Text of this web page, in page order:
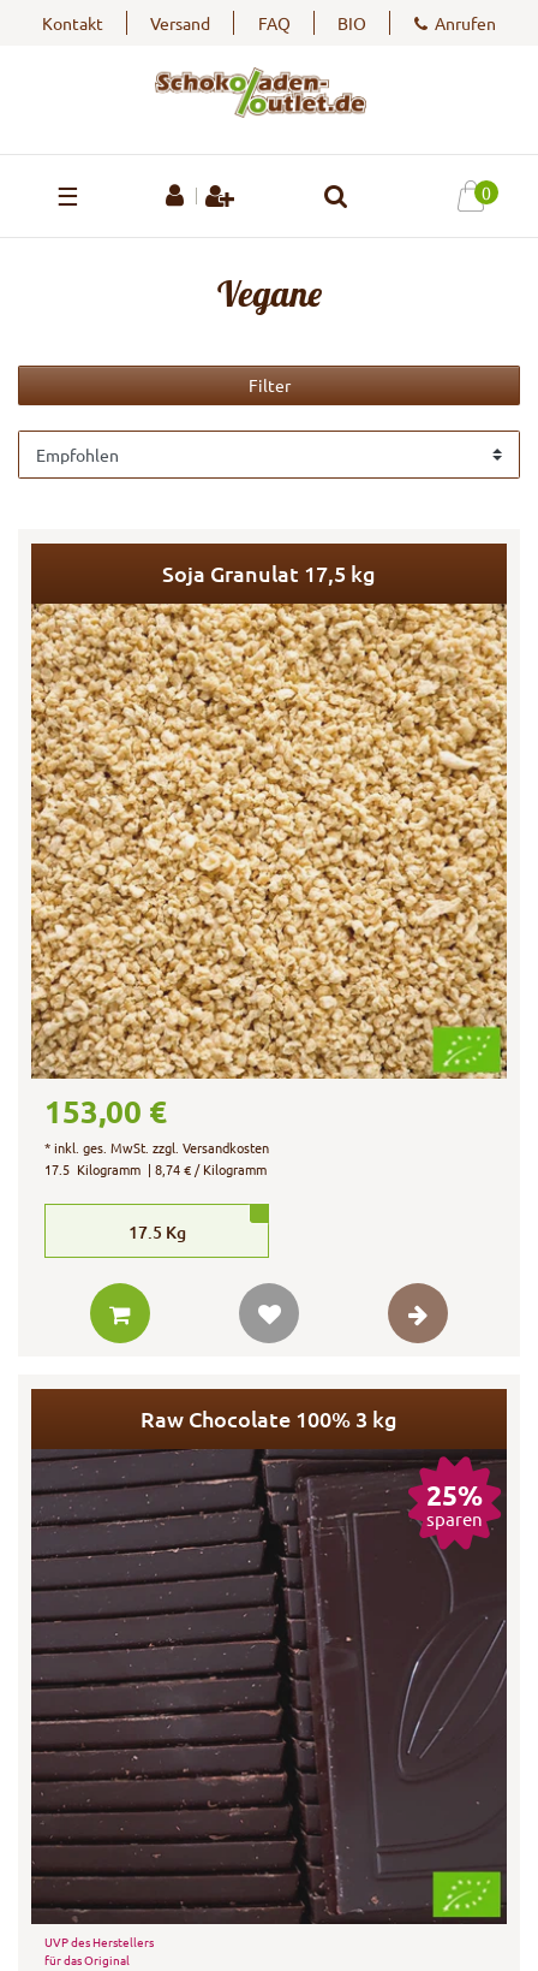
Kontakt Versand FAQ BIO Anrufen
☰ 0
Vegane
Filter
Soja Granulat 17,5 kg
153,00 €
*inkl. ges. MwSt. zzgl.Versandkosten
17.5 Kilogramm | 8,74 € / Kilogramm
17.5 Kg
Raw Chocolate 100% 3 kg
25%
sparen
UVP des Herstellers
für das Original